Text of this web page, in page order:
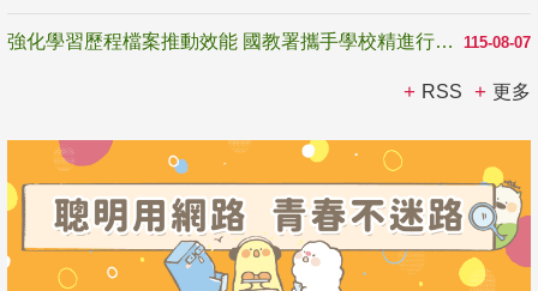
115-08-07
強化學習歷程檔案推動效能 國教署攜手學校精進行政與教學支持
RSS 更多